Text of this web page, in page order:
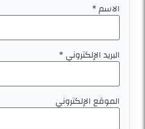
الاسم*
البريد الإلكتروني*
الموقع الإلكتروني